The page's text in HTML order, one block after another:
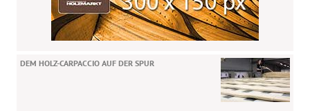
DEM HOLZ-CARPACCIO AUF DER SPUR